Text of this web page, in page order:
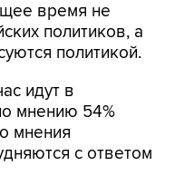
время не
политиков, а
политикой.
идут в
мнению 54%
мнения
с ответом